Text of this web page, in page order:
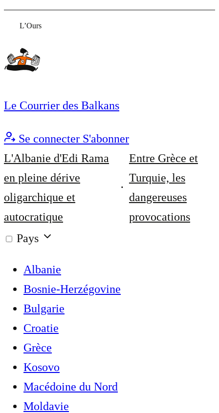
L’Ours
Le Courrier des Balkans
Se connecter S'abonner
L'Albanie d'Edi Rama
en pleine dérive
oligarchique et
autocratique
Entre Grèce et
Turquie, les
dangereuses
provocations
Pays
Albanie
Bosnie-Herzégovine
Bulgarie
Croatie
Grèce
Kosovo
Macédoine du Nord
Moldavie